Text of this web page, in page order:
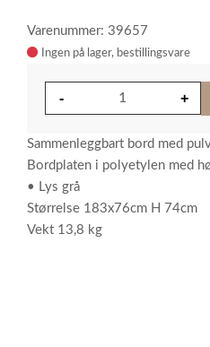
Varenummer: 39657
Ingen på lager
Sammenleggbart bord med
Bordplaten i polyetylen med
• Lys grå
Størrelse 183x76cm H 74cm
Vekt 13,8 kg